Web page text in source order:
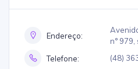
Endereço:
n°
Telefone:
(48)